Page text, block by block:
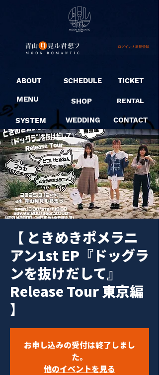
ログイン / 新規登録
ABOUT
MENU
SYSTEM
SCHEDULE
SHOP
WEDDING
TICKET
RENTAL
CONTACT
【 ときめきポメラニ
アン1st EP『ドッグラ
ンを抜けだして』
Release Tour 東京編
】
お申し込みの受付は終了しまし
た。
他のイベントを見る